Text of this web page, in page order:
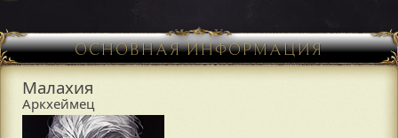
ОСНОВНАЯ ИНФОРМАЦИЯ
Малахия
Аркхеймец